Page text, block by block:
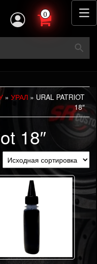
0
» УРАЛ » URAL PATRIOT
18″
18″